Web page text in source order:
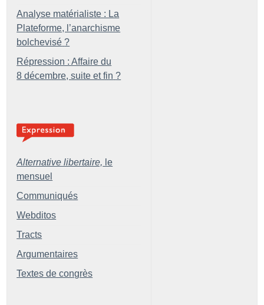
Analyse matérialiste : La
Plateforme, l’anarchisme
bolchevisé ?
Répression : Affaire du
8 décembre, suite et fin ?
Alternative libertaire, le
mensuel
Communiqués
Webditos
Tracts
Argumentaires
Textes de congrès